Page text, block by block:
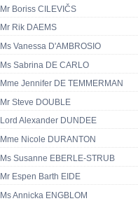
Mr Boriss CILEVIČS
Mr Rik DAEMS
Ms Vanessa D'AMBROSIO
Ms Sabrina DE CARLO
Mme Jennifer DE TEMMERMAN
Mr Steve DOUBLE
Lord Alexander DUNDEE
Mme Nicole DURANTON
Ms Susanne EBERLE-STRUB
Mr Espen Barth EIDE
Ms Annicka ENGBLOM